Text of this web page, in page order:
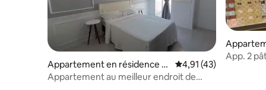
Appartement en résidence ⋅
Rio Grande
Évaluation moyenne
4,91 (43)
Appartement au meilleur endroit de
Capão
App. 2